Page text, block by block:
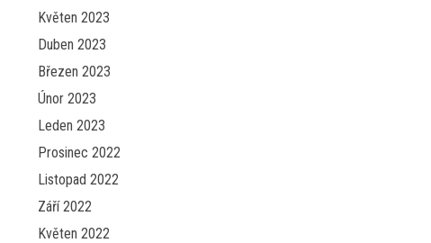
Květen 2023
Duben 2023
Březen 2023
Únor 2023
Leden 2023
Prosinec 2022
Listopad 2022
Září 2022
Květen 2022